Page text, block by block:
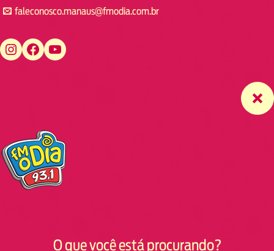
faleconosco.manaus@fmodia.com.br
https://www.instagram.com/fmodiamanaus/ https://www.facebook.com/fmodiamanaus https://www.youtube.com/user/radiofmodia
O que você está procurando?